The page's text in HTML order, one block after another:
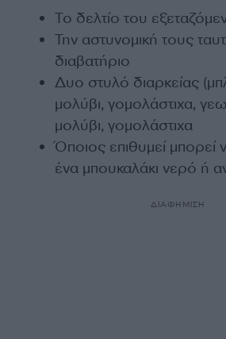
Το δελτίο του
Την αστυνομική τους
διαβατήριο
Δυο στυλό διαρκείας
μολύβι, γομολάστιχα,
μολύβι, γομολάστιχα
Όποιος επιθυμεί μπορεί
ένα μπουκαλάκι νερό ή
ΔΙΑΦΗΜΙΣΗ